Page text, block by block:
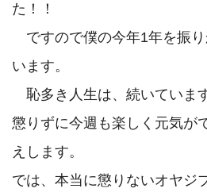
た！！
ですので僕の今年1年を振
います。
恥多き人生は、続いています
懲りずに今週も楽しく元気が
えします。
では、本当に懲りないオヤジ